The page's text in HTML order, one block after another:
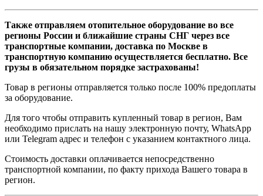
Также отправляем отопительное оборудование во все
регионы России и ближайшие страны СНГ через все
транспортные компании, доставка по Москве в
транспортную компанию осуществляется бесплатно. Все
грузы в обязательном порядке застрахованы!
Товар в регионы отправляется только после 100% предоплаты
за оборудование.
Для того чтобы отправить купленный товар в регион, Вам
необходимо прислать на нашу электронную почту, WhatsApp
или Telegram адрес и телефон с указанием контактного лица.
Стоимость доставки оплачивается непосредственно
транспортной компании, по факту прихода Вашего товара в
регион.